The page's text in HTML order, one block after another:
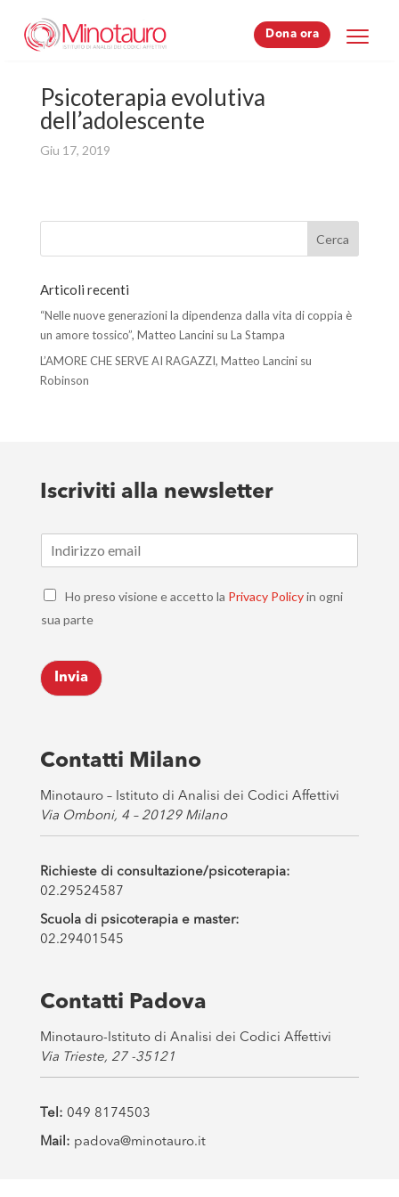
Dona ora
Dona ora
Psicoterapia evolutiva
dell’adolescente
Giu 17, 2019
Articoli recenti
“Nelle nuove generazioni la dipendenza dalla vita di coppia è
un amore tossico”, Matteo Lancini su La Stampa
L’AMORE CHE SERVE AI RAGAZZI, Matteo Lancini su
Robinson
Iscriviti alla newsletter
m
*
C
e
k
b
o
s
*
Ho preso visione e accetto la Privacy Policyin ogni
sua parte
Invia
Contatti Milano
Minotauro – Istituto di Analisi dei Codici Affettivi
Via Omboni, 4 – 20129 Milano
Richieste di consultazione/psicoterapia:
02.29524587
Scuola di psicoterapia e master:
02.29401545
Contatti Padova
Minotauro-Istituto di Analisi dei Codici Affettivi
Via Trieste, 27 -35121
Tel: 049 8174503
Mail: padova@minotauro.it